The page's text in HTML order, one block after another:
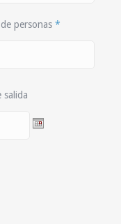
personas *
salida